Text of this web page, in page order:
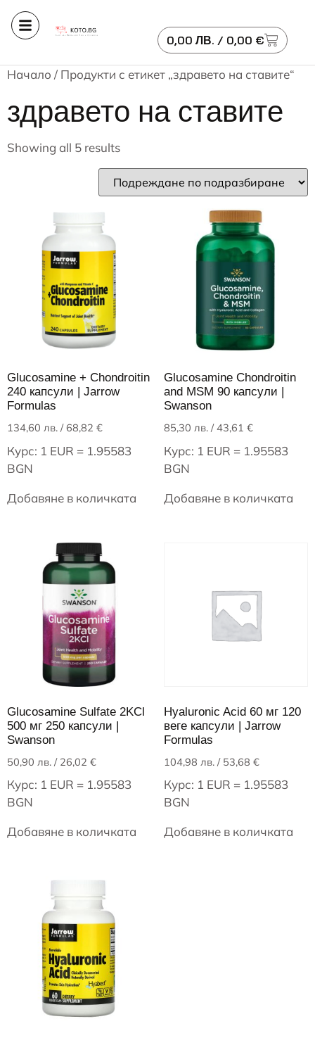
0,00 ЛВ. / 0,00 €
Начало / Продукти с етикет „здравето на ставите“
здравето на ставите
Showing all 5 results
Glucosamine + Chondroitin
240 капсули | Jarrow
Formulas
134,60 лв. / 68,82 €
Курс: 1 EUR = 1.95583
BGN
Добавяне в количката
Glucosamine Chondroitin
and MSM 90 капсули |
Swanson
85,30 лв./ 43,61 €
Курс: 1 EUR = 1.95583
BGN
Добавяне в количката
Glucosamine Sulfate 2KCl
500 мг 250 капсули |
Swanson
50,90 лв. / 26,02 €
Курс: 1 EUR = 1.95583
BGN
Добавяне в количката
Hyaluronic Acid 60 мг 120
веге капсули | Jarrow
Formulas
104,98 лв./ 53,68 €
Курс: 1 EUR = 1.95583
BGN
Добавяне в количката